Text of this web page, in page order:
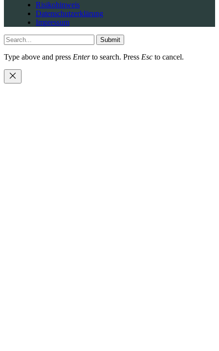
Risikohinweis
Datenschutzerklärung
Impressum
Submit
Type above and press Enterto search. Press Esc to cancel.